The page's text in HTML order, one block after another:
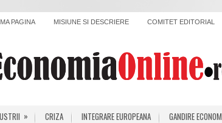
PAGINA MISIUNE SI DESCRIERE COMITET EDITORIAL
» CRIZA INTEGRARE EUROPEANA GANDIRE